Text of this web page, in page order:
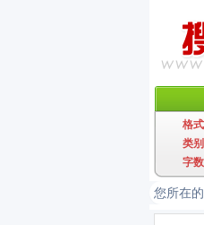
格式
类别
字数
您所在的